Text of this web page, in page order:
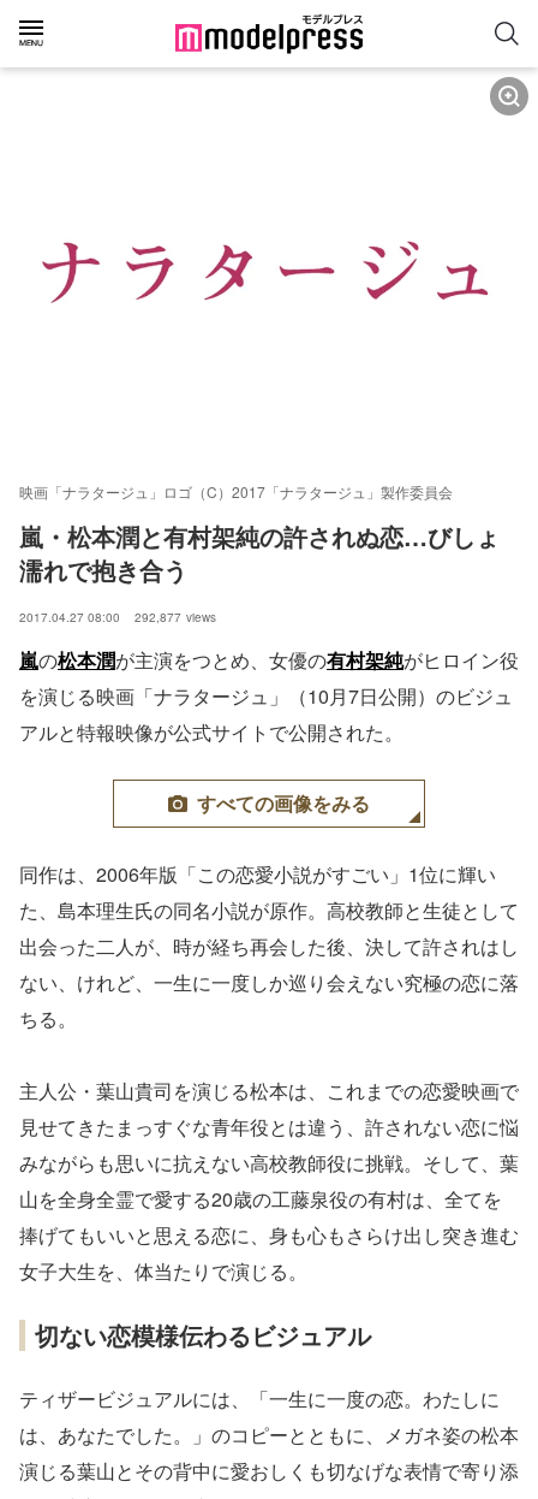
映画「ナラタージュ」ロゴ（C）2017「ナラタージュ」製作委員会
嵐・松本潤と有村架純の許されぬ恋…びしょ
濡れで抱き合う
2017.04.27 08:00 292,877 views
嵐の松本潤が主演をつとめ、女優の有村架純がヒロイン役
を演じる映画「ナラタージュ」（10月7日公開）のビジュ
アルと特報映像が公式サイトで公開された。
すべての画像をみる
同作は、2006年版「この恋愛小説がすごい」1位に輝い
た、島本理生氏の同名小説が原作。高校教師と生徒として
出会った二人が、時が経ち再会した後、決して許されはし
ない、けれど、一生に一度しか巡り会えない究極の恋に落
ちる。
主人公・葉山貴司を演じる松本は、これまでの恋愛映画で
見せてきたまっすぐな青年役とは違う、許されない恋に悩
みながらも思いに抗えない高校教師役に挑戦。そして、葉
山を全身全霊で愛する20歳の工藤泉役の有村は、全てを
捧げてもいいと思える恋に、身も心もさらけ出し突き進む
女子大生を、体当たりで演じる。
切ない恋模様伝わるビジュアル
ティザービジュアルには、「一生に一度の恋。わたしに
は、あなたでした。」のコピーとともに、メガネ姿の松本
演じる葉山とその背中に愛おしくも切なげな表情で寄り添